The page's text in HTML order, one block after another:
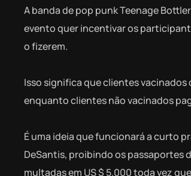
A banda de pop punk Teenage
evento quer incentivar os
o fizerem.
Isso significa que clientes vacinados
enquanto clientes não vacinados
É uma ideia que funcionará a curto
DeSantis, proibindo os passaportes
multadas em US $ 5.000 toda vez